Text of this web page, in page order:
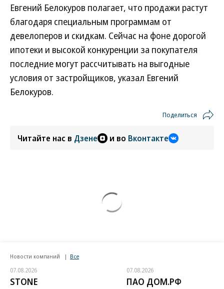
Евгений Белокуров полагает, что продажи растут
благодаря специальным программам от
девелоперов и скидкам. Сейчас на фоне дорогой
ипотеки и высокой конкуренции за покупателя
последние могут рассчитывать на выгодные
условия от застройщиков, указал Евгений
Белокуров.
Поделиться
Читайте нас в Дзене и во Вконтакте
Новости компаний Все
07.08.2026
STONE
07.08.2026
ПАО ДОМ.РФ